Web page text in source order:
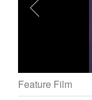
still
Feature Film